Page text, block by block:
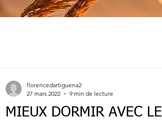
MIEUX DORMIR AVEC LE
florencedartiguena2
27 mars 2022
9 min de lecture